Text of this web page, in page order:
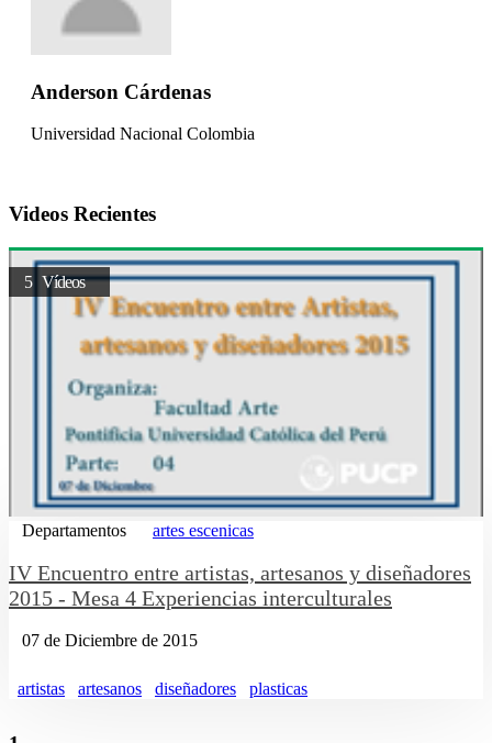
Anderson Cárdenas
Universidad Nacional Colombia
Videos Recientes
5 Vídeos
Departamentos artes escenicas
IV Encuentro entre artistas, artesanos y diseñadores
2015 - Mesa 4 Experiencias interculturales
07 de Diciembre de 2015
artistas artesanos diseñadores plasticas